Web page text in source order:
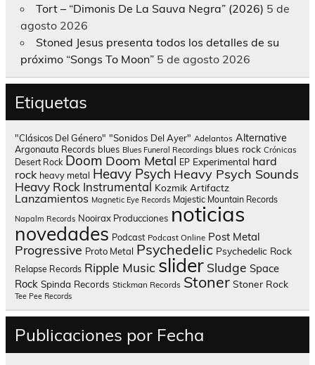
Tort – “Dimonis De La Sauva Negra” (2026) 5 de
agosto 2026
Stoned Jesus presenta todos los detalles de su
próximo “Songs To Moon” 5 de agosto 2026
Etiquetas
"Clásicos Del Género" "Sonidos Del Ayer" Adelantos Alternative
Argonauta Records blues Blues Funeral Recordings blues rock Crónicas
Desert Rock Doom Doom Metal EP Experimental hard
rock heavy metal Heavy Psych Heavy Psych Sounds
Heavy Rock Instrumental Kozmik Artifactz
Lanzamientos Magnetic Eye Records Majestic Mountain Records
Napalm Records Nooirax Producciones noticias
novedades Podcast Podcast Online Post Metal
Progressive Proto Metal Psychedelic Psychedelic Rock
Relapse Records Ripple Music slider Sludge Space
Rock Spinda Records Stickman Records Stoner Stoner Rock
Tee Pee Records
Publicaciones por Fecha